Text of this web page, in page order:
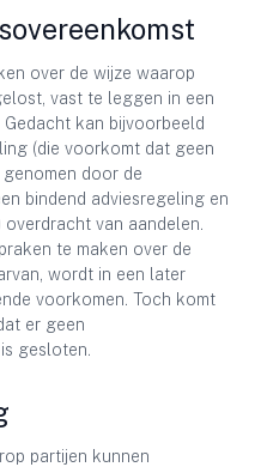
over de wijze waarop
vast te leggen in een
kan bijvoorbeeld
(die voorkomt dat geen
door de
bindend adviesregeling en
van aandelen.
te maken over de
wordt in een later
voorkomen. Toch komt
er geen
gesloten.
partijen kunnen